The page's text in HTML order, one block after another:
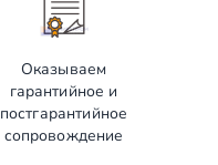
Оказываем
гарантийное и
постгарантийное
сопровождение